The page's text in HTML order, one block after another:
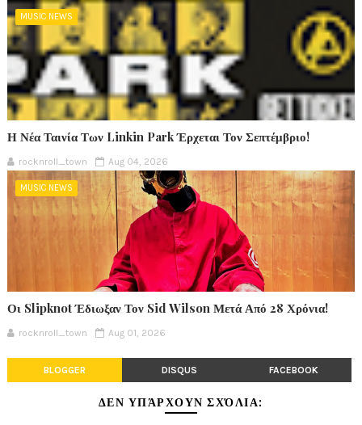
MUSIC NEWS
Η Νέα Ταινία Των Linkin Park Έρχεται Τον Σεπτέμβριο!
rocknroll_town Aug 04, 2026
MUSIC NEWS
Οι Slipknot Έδιωξαν Τον Sid Wilson Μετά Από 28 Χρόνια!
rocknroll_town Aug 01, 2026
BLOGGER DISQUS FACEBOOK
ΔΕΝ ΥΠΆΡΧΟΥΝ ΣΧΌΛΙΑ: